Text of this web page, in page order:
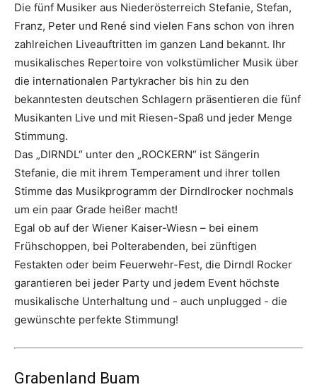
Die fünf Musiker aus Niederösterreich Stefanie, Stefan,
Franz, Peter und René sind vielen Fans schon von ihren
zahlreichen Liveauftritten im ganzen Land bekannt. Ihr
musikalisches Repertoire von volkstümlicher Musik über
die internationalen Partykracher bis hin zu den
bekanntesten deutschen Schlagern präsentieren die fünf
Musikanten Live und mit Riesen-Spaß und jeder Menge
Stimmung.
Das „DIRNDL“ unter den „ROCKERN“ ist Sängerin
Stefanie, die mit ihrem Temperament und ihrer tollen
Stimme das Musikprogramm der Dirndlrocker nochmals
um ein paar Grade heißer macht!
Egal ob auf der Wiener Kaiser-Wiesn – bei einem
Frühschoppen, bei Polterabenden, bei zünftigen
Festakten oder beim Feuerwehr-Fest, die Dirndl Rocker
garantieren bei jeder Party und jedem Event höchste
musikalische Unterhaltung und - auch unplugged - die
gewünschte perfekte Stimmung!
Grabenland Buam